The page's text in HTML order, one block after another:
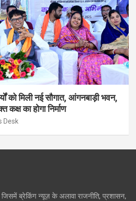
को मिली नई सौगात, आंगनबाड़ी भवन,
का होगा निर्माण
Desk
जिसमें ब्रेकिंग न्यूज़ के अलावा राजनीति, प्रशासन,